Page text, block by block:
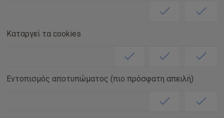
Καταργεί τα cookies
Εντοπισμός αποτυπώματος (πιο πρόσφατη απειλή)